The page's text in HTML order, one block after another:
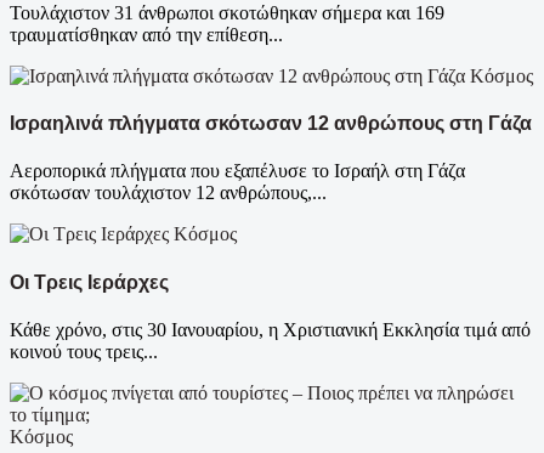
Τουλάχιστον 31 άνθρωποι σκοτώθηκαν σήμερα και 169
τραυματίσθηκαν από την επίθεση...
Κόσμος
Ισραηλινά πλήγματα σκότωσαν 12 ανθρώπους στη Γάζα
Αεροπορικά πλήγματα που εξαπέλυσε το Ισραήλ στη Γάζα
σκότωσαν τουλάχιστον 12 ανθρώπους,...
Κόσμος
Οι Τρεις Ιεράρχες
Κάθε χρόνο, στις 30 Ιανουαρίου, η Χριστιανική Εκκλησία τιμά από
κοινού τους τρεις...
Κόσμος